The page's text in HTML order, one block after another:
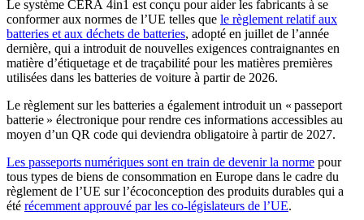
Le système CERA 4in1 est conçu pour aider les fabricants à se
conformer aux normes de l’UE telles que le règlement relatif aux
batteries et aux déchets de batteries, adopté en juillet de l’année
dernière, qui a introduit de nouvelles exigences contraignantes en
matière d’étiquetage et de traçabilité pour les matières premières
utilisées dans les batteries de voiture à partir de 2026.
Le règlement sur les batteries a également introduit un « passeport
batterie » électronique pour rendre ces informations accessibles au
moyen d’un QR code qui deviendra obligatoire à partir de 2027.
Les passeports numériques sont en train de devenir la norme pour
tous types de biens de consommation en Europe dans le cadre du
règlement de l’UE sur l’écoconception des produits durables qui a
été récemment approuvé par les co-législateurs de l’UE.